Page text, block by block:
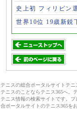
史上初 フィリピン
世界10位 19歳新鋭
テニスの総合ポータルサイトテニ
テニスのことならテニス365へ。
テニス情報の検索サイトです。
合ポータルサイトのテニス365を